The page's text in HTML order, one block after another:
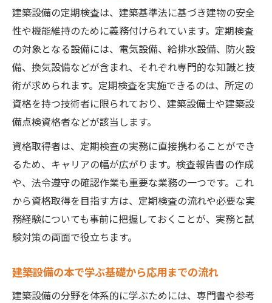
建築設備の定期検査は、建築基準法に基づき建物の安全
性や機能維持のために義務付けられています。定期検査
の対象となる設備には、電気設備、給排水設備、防火設
備、換気設備などが含まれ、それぞれ専門的な知識と技
術が求められます。定期検査を実施できるのは、所定の
資格を持つ技術者に限られており、建築設備士や建築設
備点検資格者などが該当します。
資格取得者は、定期検査の実務に直接携わることができ
るため、キャリアの幅が広がります。検査報告書の作成
や、法令遵守の確認作業も重要な業務の一つです。これ
から資格取得を目指す方は、定期検査の流れや必要な実
務経験についても事前に把握しておくことが、実務と試
験対策の両面で役立ちます。
建築設備の本で学ぶ基礎から応用までの流れ
建築設備の分野を体系的に学ぶためには、専門書や参考